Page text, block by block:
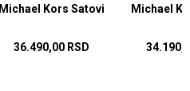
Michael Kors Satovi
36.490,00 RSD
Michael